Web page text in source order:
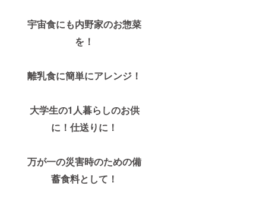
宇宙食にも内野家のお惣菜
を！
離乳食に簡単にアレンジ！
大学生の1人暮らしのお供
に！仕送りに！
万が一の災害時のための備
蓄食料として！